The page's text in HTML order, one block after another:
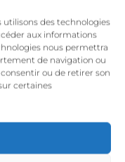
utilisons des technologies
aux informations
nous permettra
de navigation ou
ou de retirer son
certaines